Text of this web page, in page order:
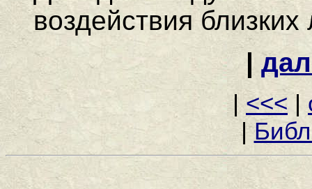
воздействия
|
|<<<|
|